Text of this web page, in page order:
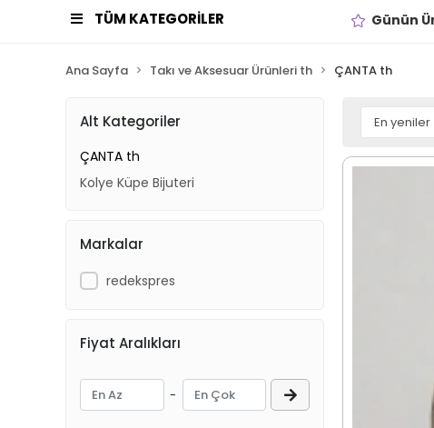
TÜM KATEGORİLER Günün
Ana Sayfa Takı ve Aksesuar Ürünleri th ÇANTA th
Alt Kategoriler
ÇANTA th
Kolye Küpe Bijuteri
Markalar
redekspres
Fiyat Aralıkları
-